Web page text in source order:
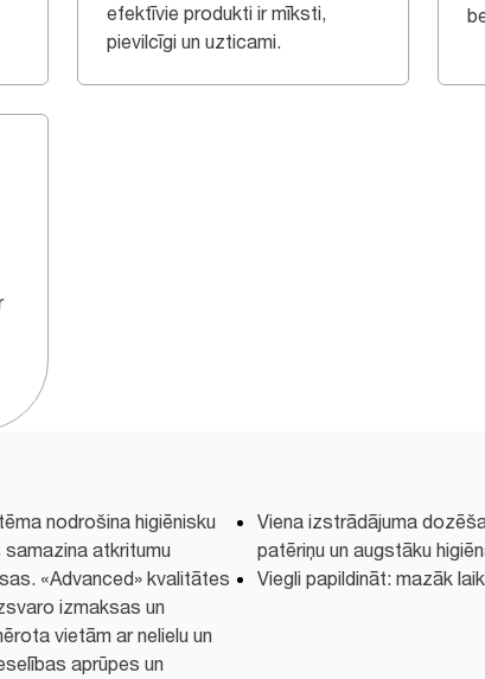
efektīvie produkti ir mīksti,
pievilcīgi un uzticami.
nodrošina higiēnisku
atkritumu
«Advanced» kvalitātes
izmaksas un
vietām ar nelielu un
aprūpes un
Viena izstrādājuma
patēriņu un augstāku
Viegli papildināt: mazāk